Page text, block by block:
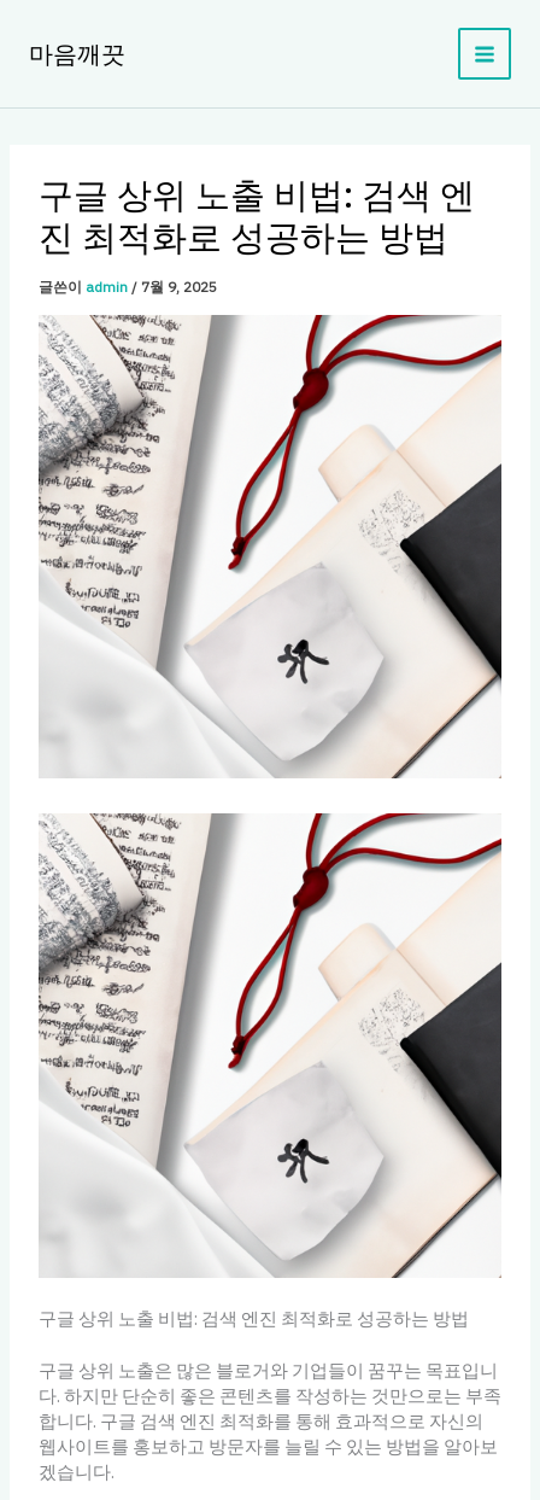
건
마음깨끗
구글 상위 노출 비법: 검색 엔
진 최적화로 성공하는 방법
글쓴이 admin / 7월 9, 2025
구글 상위 노출 비법: 검색 엔진 최적화로 성공하는 방법
구글 상위 노출은 많은 블로거와 기업들이 꿈꾸는 목표입니
다. 하지만 단순히 좋은 콘텐츠를 작성하는 것만으로는 부족
합니다. 구글 검색 엔진 최적화를 통해 효과적으로 자신의
웹사이트를 홍보하고 방문자를 늘릴 수 있는 방법을 알아보
겠습니다.